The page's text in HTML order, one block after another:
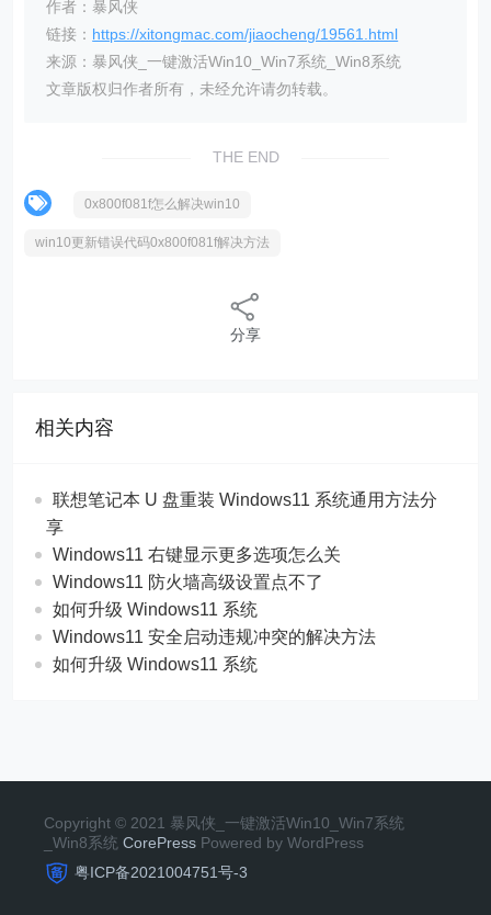
作者：暴风侠
链接： https://xitongmac.com/jiaocheng/19561.html
来源：暴风侠_一键激活Win10_Win7系统_Win8系统
文章版权归作者所有，未经允许请勿转载。
THE END
0x800f081f怎么解决win10
win10更新错误代码0x800f081f解决方法
分享
相关内容
联想笔记本 U 盘重装 Windows11 系统通用方法分
享
Windows11 右键显示更多选项怎么关
Windows11 防火墙高级设置点不了
如何升级 Windows11 系统
Windows11 安全启动违规冲突的解决方法
如何升级 Windows11 系统
Copyright © 2021 暴风侠_一键激活Win10_Win7系统
_Win8系统 CorePress Powered by WordPress
粤ICP备2021004751号-3